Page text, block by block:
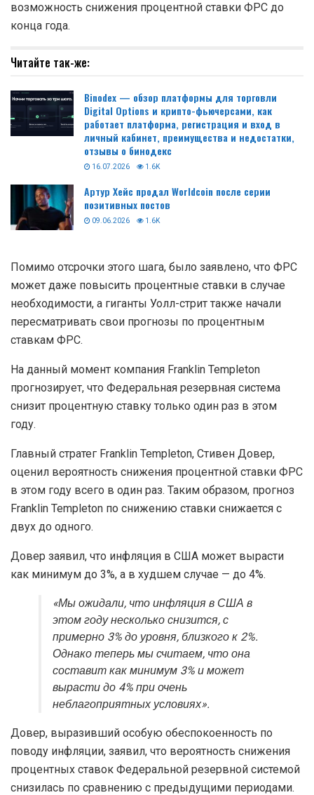
возможность снижения процентной ставки ФРС до
конца года.
Читайте так-же:
Binodex — обзор платформы для торговли
Digital Options и крипто-фьючерсами, как
работает платформа, регистрация и вход в
личный кабинет, преимущества и недостатки,
отзывы о бинодекс
16.07.2026 1.6K
Артур Хейс продал Worldcoin после серии
позитивных постов
09.06.2026 1.6K
Помимо отсрочки этого шага, было заявлено, что ФРС
может даже повысить процентные ставки в случае
необходимости, а гиганты Уолл-стрит также начали
пересматривать свои прогнозы по процентным
ставкам ФРС.
На данный момент компания Franklin Templeton
прогнозирует, что Федеральная резервная система
снизит процентную ставку только один раз в этом
году.
Главный стратег Franklin Templeton, Стивен Довер,
оценил вероятность снижения процентной ставки ФРС
в этом году всего в один раз. Таким образом, прогноз
Franklin Templeton по снижению ставки снижается с
двух до одного.
Довер заявил, что инфляция в США может вырасти
как минимум до 3%, а в худшем случае — до 4%.
«Мы ожидали, что инфляция в США в
этом году несколько снизится, с
примерно 3% до уровня, близкого к 2%.
Однако теперь мы считаем, что она
составит как минимум 3% и может
вырасти до 4% при очень
неблагоприятных условиях».
Довер, выразивший особую обеспокоенность по
поводу инфляции, заявил, что вероятность снижения
процентных ставок Федеральной резервной системой
снизилась по сравнению с предыдущими периодами.